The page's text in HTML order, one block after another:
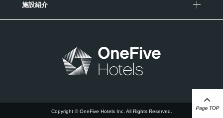
施設紹介
Copyright © OneFive Hotels Inc. All Rights Reserved.